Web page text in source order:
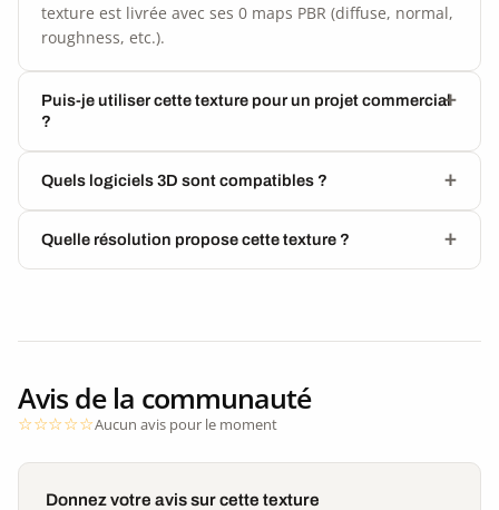
texture est livrée avec ses 0 maps PBR (diffuse, normal,
roughness, etc.).
Puis-je utiliser cette texture pour un projet commercial
?
Quels logiciels 3D sont compatibles ?
Quelle résolution propose cette texture ?
Avis de la communauté
Aucun avis pour le moment
Donnez votre avis sur cette texture